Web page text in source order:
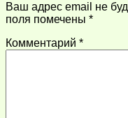
Ваш адрес email не
поля помечены *
Комментарий *